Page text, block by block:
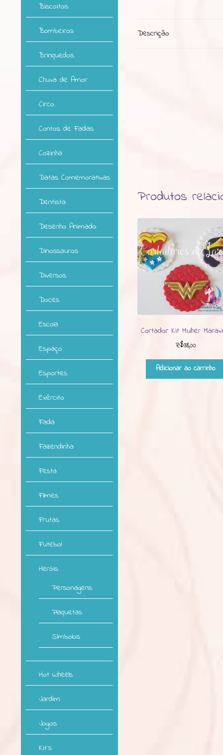
Descrição
Produtos
Cortador Kit Mulher
R$38,00
Adicionar ao carrinho
Biscoitos
Bombeiros
Brinquedos
Chuva de Amor
Circo
Contos de Fadas
Cozinha
Datas Comemorativas
Dentista
Desenho Animado
Dinossauros
Diversos
Doces
Escola
Espaço
Esportes
Exército
Fada
Fazendinha
Festa
Filmes
Frutas
Futebol
Heróis
Personagens
Plaquetas
Símbolos
Hot Wheels
Jardim
Jogos
Kit`s